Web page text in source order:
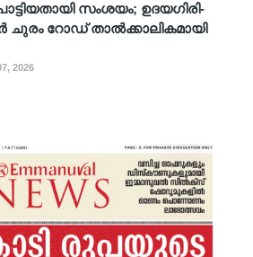
സംശയം; ഉദയഗിരി-
ചുരം റോഡ് താൽക്കാലികമായി
2026